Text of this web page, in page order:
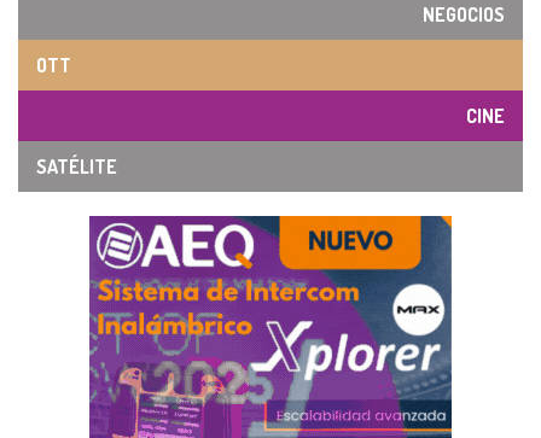
NEGOCIOS
OTT
CINE
SATÉLITE